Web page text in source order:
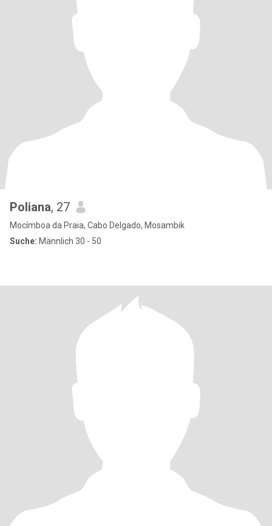
Poliana, 27
Mocímboa da Praia, Cabo Delgado, Mosambik
Suche: Männlich 30 - 50